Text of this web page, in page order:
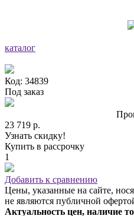
каталог
Код: 34839
Под заказ
23 719 р.
Узнать скидку!
Купить в рассрочку
1
Добавить к сравнению
Цены, указанные на сайте,
не являются публичной
Актуальность цен, наличие